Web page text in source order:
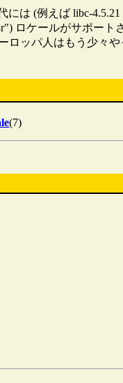
は (例えば libc-4.5.21
ロケールがサポート
ロッパ人はもう少々
(7)